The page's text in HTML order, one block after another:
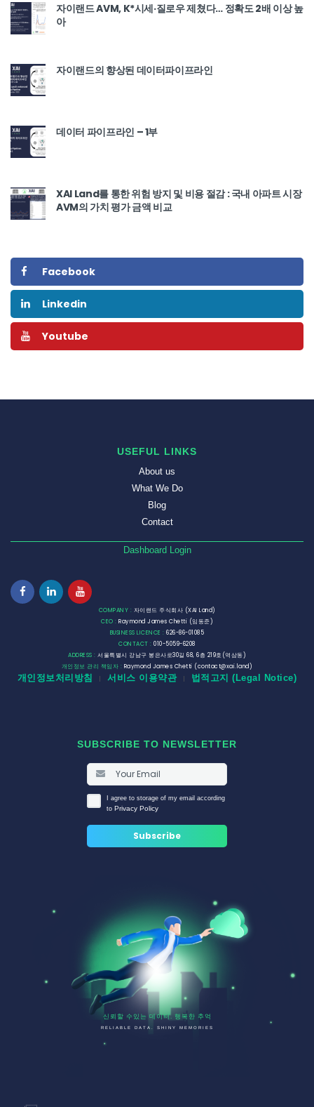
자이랜드 AVM, K*시세·질로우 제쳤다… 정확도 2배 이상 높
아
자이랜드의 향상된 데이터파이프라인
데이터 파이프라인 – 1부
XAI Land를 통한 위험 방지 및 비용 절감 : 국내 아파트 시장
AVM의 가치 평가 금액 비교
Facebook
Linkedin
Youtube
USEFUL LINKS
About us
What We Do
Blog
Contact
Dashboard Login
COMPANY : 자이랜드 주식회사 (XAI Land)
CEO : Raymond James Chetti (임동준)
BUSINESS LICENCE : 626-86-01085
CONTACT : 010-5059-6208
ADDRESS : 서울특별시 강남구 봉은사로30길 68, 6층 219호(역삼동)
개인정보 관리 책임자 : Raymond James Chetti (contact@xai.land)
개인정보처리방침 서비스 이용약관 법적고지 (Legal Notice)
SUBSCRIBE TO NEWSLETTER
I agree to storage of my email according
to Privacy Policy
신뢰할 수있는 데이터. 행복한 추억
RELIABLE DATA. SHINY MEMORIES